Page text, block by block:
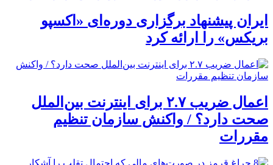
ایران پیشنهاد برگزاری دوره‌ای «اکسپو
بریکس» را ارائه کرد
اعمال ضریب ۲.۷ برای اینترنت بین‌الملل
صحت دارد؟ / واکنش سازمان تنظیم
مقررات